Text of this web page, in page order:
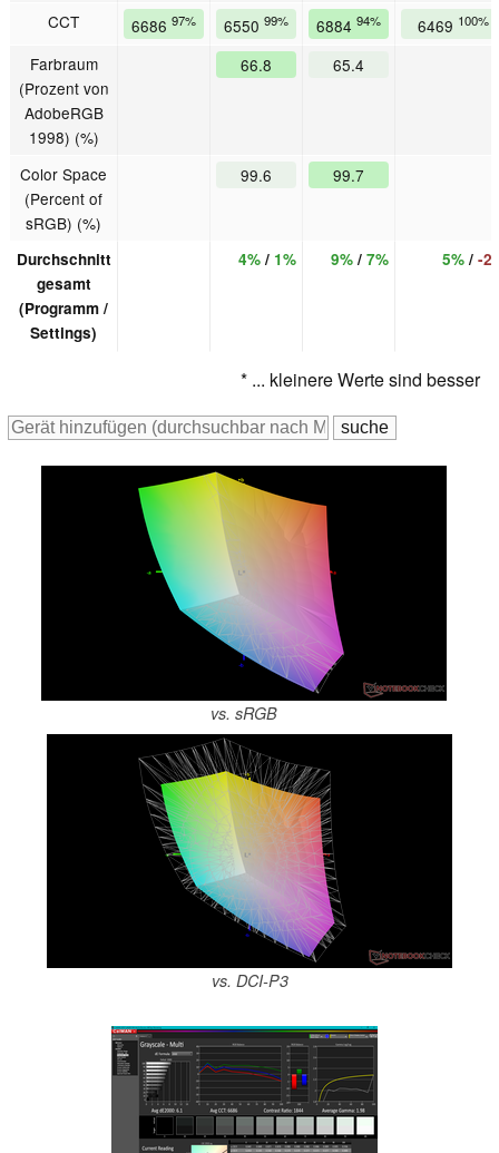
CCT 6686 97% 6550 99% 6884 94% 6469 100%
Farbraum
(Prozent von
AdobeRGB
1998) (%)
66.8 65.4
Color Space
(Percent of
sRGB) (%)
99.6 99.7
Durchschnitt
gesamt
(Programm /
Settings)
4%/ 1% 9%/ 7% 5%/ -
* ... kleinere Werte sind besser
vs. sRGB
vs. DCI-P3